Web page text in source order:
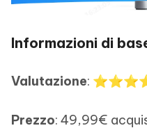
Informazioni di
Valutazione:
Prezzo: 49,99€